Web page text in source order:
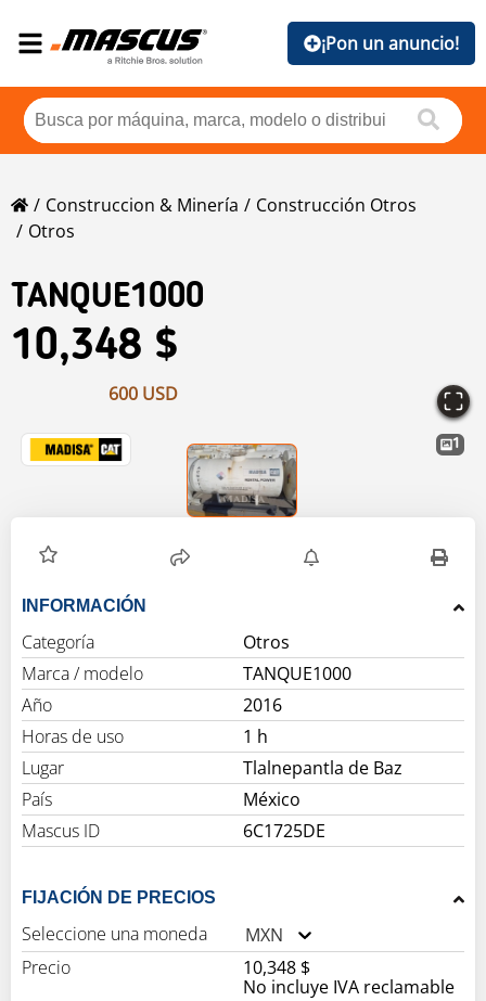
¡Pon un anuncio!
Construccion & Minería
Construcción Otros
Otros
TANQUE1000
10,348 $
600 USD
1
INFORMACIÓN
Categoría
Otros
Marca / modelo
TANQUE1000
Año
2016
Horas de uso
1 h
Lugar
Tlalnepantla de Baz
País
México
Mascus ID
6C1725DE
FIJACIÓN DE PRECIOS
Seleccione una moneda
MXN
Precio
10,348 $
No incluye IVA reclamable